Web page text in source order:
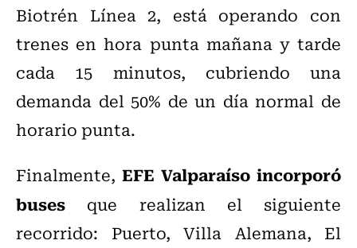
Biotrén Línea 2, está operando con
trenes en hora punta mañana y tarde
cada 15 minutos, cubriendo una
demanda del 50% de un día normal de
horario punta.
Finalmente, EFE Valparaíso incorporó
buses que realizan el siguiente
recorrido: Puerto, Villa Alemana, El